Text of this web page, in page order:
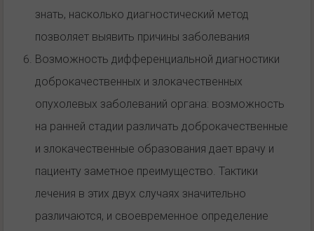
знать, насколько диагностический метод
позволяет выявить причины заболевания
Возможность дифференциальной диагностики
доброкачественных и злокачественных
опухолевых заболеваний органа: возможность
на ранней стадии различать доброкачественные
и злокачественные образования дает врачу и
пациенту заметное преимущество. Тактики
лечения в этих двух случаях значительно
различаются, и своевременное определение